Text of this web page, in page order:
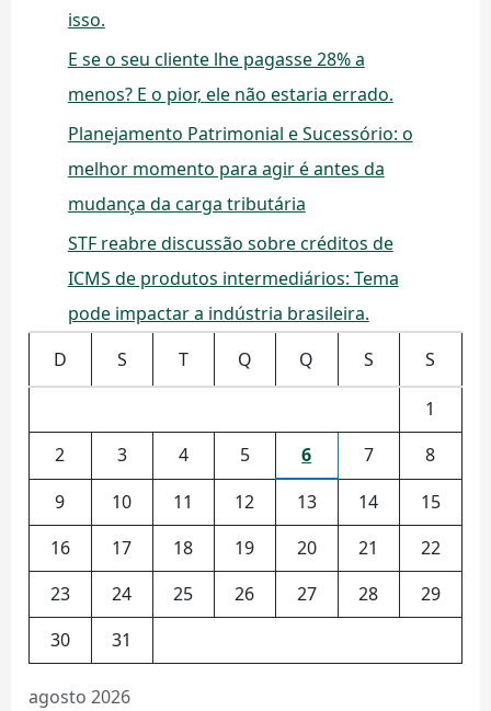
isso.
E se o seu cliente lhe pagasse 28% a
menos? E o pior, ele não estaria errado.
Planejamento Patrimonial e Sucessório: o
melhor momento para agir é antes da
mudança da carga tributária
STF reabre discussão sobre créditos de
ICMS de produtos intermediários: Tema
pode impactar a indústria brasileira.
agosto 2026
D S T Q Q S S
1
2
3 4 5 6 7
8
9
10 11 12 13 14
15
16
17 18 19 20 21
22
23
24 25 26 27 28
29
30
31